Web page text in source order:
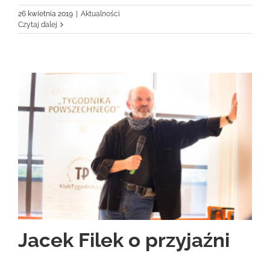
26 kwietnia 2019 | Aktualności
Czytaj dalej
Jacek Filek o przyjaźni